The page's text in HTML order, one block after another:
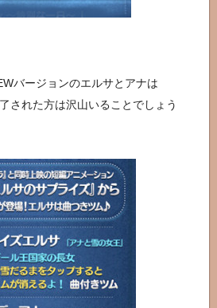
バージョンのエルサとアナは
された方は沢山いることでしょう